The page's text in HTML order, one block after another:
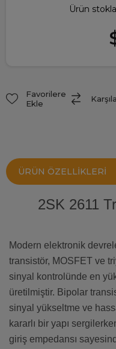
Ürün
Favorilere
Ekle
ÜRÜN ÖZELLIKLERI
2SK 2611
Modern elektronik
transistör, MOSFET ve
sinyal kontrolünde en
üretilmiştir. Bipolar
sinyal yükseltme ve
kararlı bir yapı
giriş empedansı